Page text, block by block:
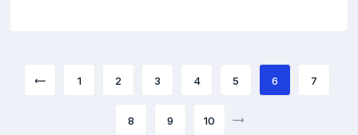
1 2 3 4 5 6 7
8 9 10